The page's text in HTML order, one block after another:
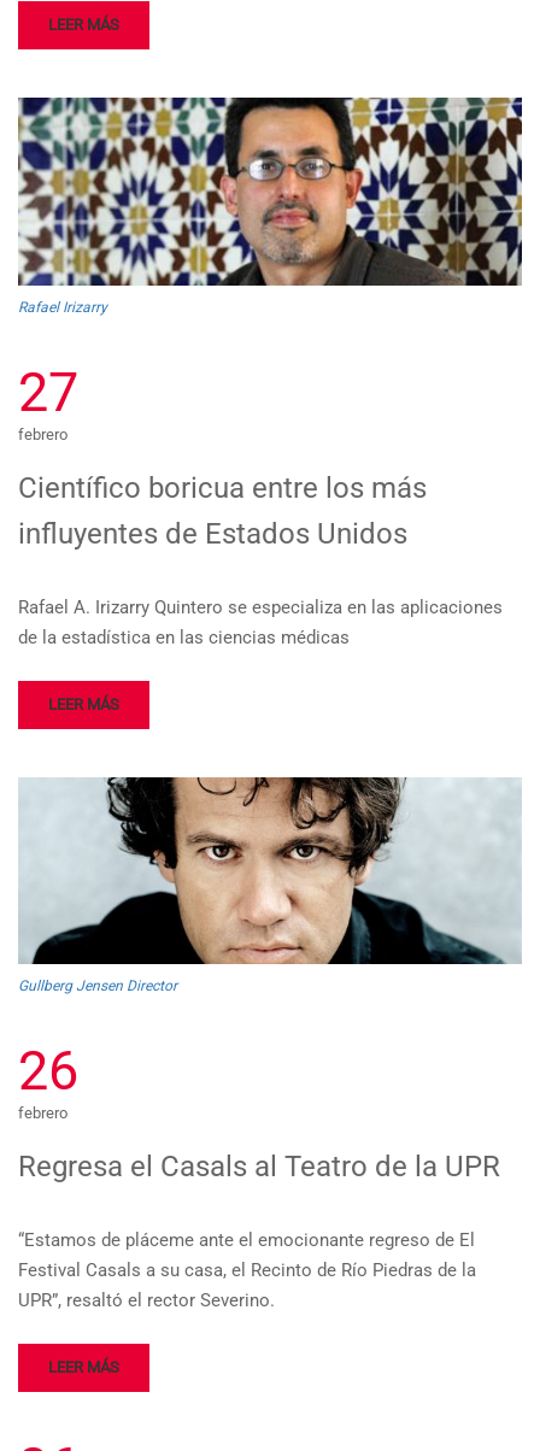
LEER MÁS
Rafael Irizarry
27
febrero
Científico boricua entre los más
influyentes de Estados Unidos
Rafael A. Irizarry Quintero se especializa en las aplicaciones
de la estadística en las ciencias médicas
LEER MÁS
Gullberg Jensen Director
26
febrero
Regresa el Casals al Teatro de la UPR
“Estamos de pláceme ante el emocionante regreso de El
Festival Casals a su casa, el Recinto de Río Piedras de la
UPR”, resaltó el rector Severino.
LEER MÁS